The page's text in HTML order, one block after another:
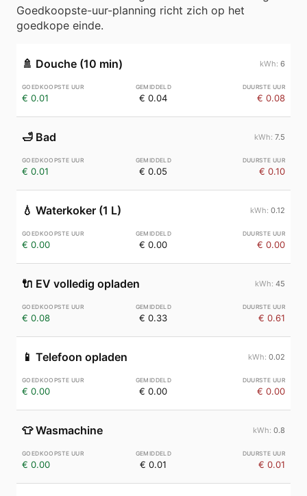
Goedkoopste-uur-planning richt zich op het
goedkope einde.
🚿 Douche (10 min) 6
€ 0.01 € 0.04 € 0.08
🛁 Bad 7.5
€ 0.01 € 0.05 € 0.10
💧 Waterkoker (1 L) 0.12
€ 0.00 € 0.00 € 0.00
🔌 EV volledig opladen 45
€ 0.08 € 0.33 € 0.61
📱 Telefoon opladen 0.02
€ 0.00 € 0.00 € 0.00
👕 Wasmachine 0.8
€ 0.00 € 0.01 € 0.01